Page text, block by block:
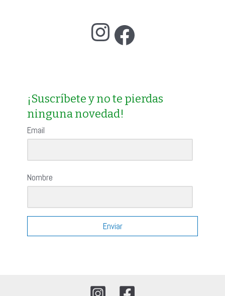
Instagram Facebook
¡Suscríbete y no te pierdas
ninguna novedad!
Email
Nombre
Enviar